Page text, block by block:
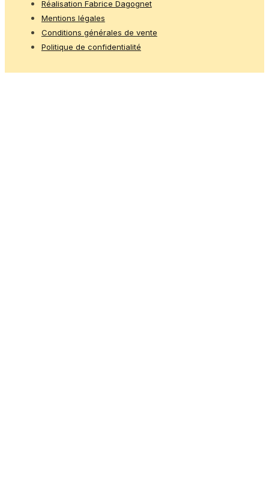
Réalisation Fabrice Dagognet
Mentions légales
Conditions générales de vente
Politique de confidentialité